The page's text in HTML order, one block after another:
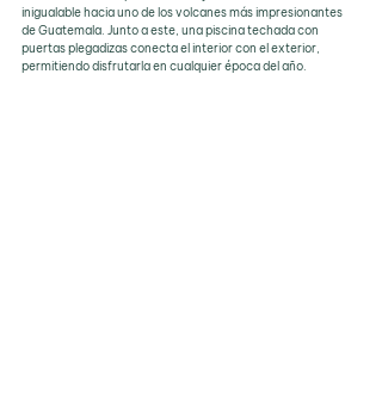
inigualable hacia uno de los volcanes más impresionantes
de Guatemala. Junto a este, una piscina techada con
puertas plegadizas conecta el interior con el exterior,
permitiendo disfrutarla en cualquier época del año.